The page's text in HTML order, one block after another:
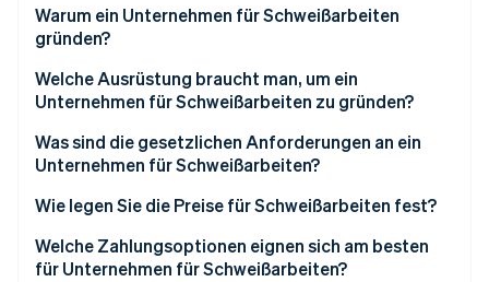
Online-Identitätsprüfung
Stripe-Sessions 2026
Erfahren Sie, wie Stripe Lösungen für die
Warum ein Unternehmen für Schweißarbeiten
gründen?
Welche Ausrüstung braucht man, um ein
Unternehmen für Schweißarbeiten zu gründen?
Schweißgerät(e)
Basiswerkzeug
Sonstiges
Was sind die gesetzlichen Anforderungen an ein
Unternehmen für Schweißarbeiten?
Lizenzen und Genehmigungen
Zertifizierungen
Wie legen Sie die Preise für Schweißarbeiten fest?
Ermitteln Sie Ihre Kosten
Welche Zahlungsoptionen eignen sich am besten
für Unternehmen für Schweißarbeiten?